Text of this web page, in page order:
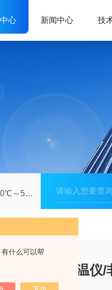
什么可以帮
心 新闻中心 技
测温仪/泰克曼测温仪
非接触红外测温